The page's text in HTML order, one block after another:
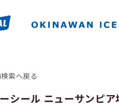
索へ戻る
シール ニューサンピ